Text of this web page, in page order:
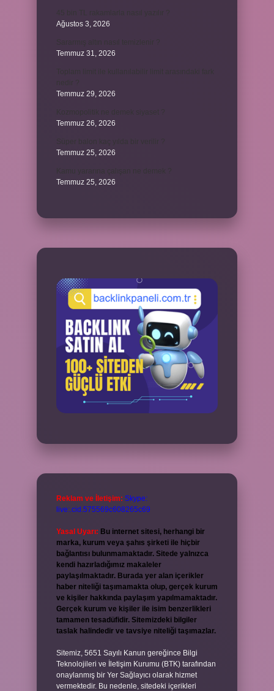
Ağustos 3, 2026
Temmuz 31, 2026
Temmuz 29, 2026
Temmuz 26, 2026
Temmuz 25, 2026
Temmuz 25, 2026
Reklam ve İletişim: Skype:
live:.cid.575569c608265c69
Yasal Uyarı: Bu internet sitesi, herhangi bir
marka, kurum veya şahıs şirketi ile hiçbir
bağlantısı bulunmamaktadır. Sitede yalnızca
kendi hazırladığımız makaleler
paylaşılmaktadır. Burada yer alan içerikler
haber niteliği taşımamakta olup, gerçek kurum
ve kişiler hakkında paylaşım yapılmamaktadır.
Gerçek kurum ve kişiler ile isim benzerlikleri
tamamen tesadüfidir. Sitemizdeki bilgiler
taslak halindedir ve tavsiye niteliği taşımazlar.
Sitemiz, 5651 Sayılı Kanun gereğince Bilgi
Teknolojileri ve İletişim Kurumu (BTK) tarafından
onaylanmış bir Yer Sağlayıcı olarak hizmet
vermektedir. Bu nedenle, sitedeki içerikleri